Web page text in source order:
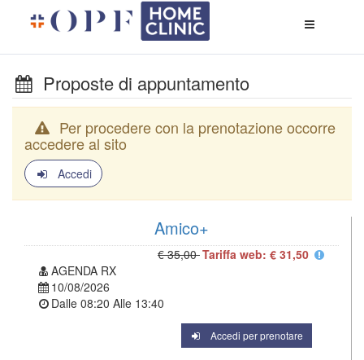
di
Proposte di appuntamento
Per procedere con la prenotazione occorre
accedere al sito
Accedi
Amico+
€ 35,00Tariffa web: € 31,50
AGENDA RX
10/08/2026
Dalle 08:20 Alle 13:40
Accedi per prenotare